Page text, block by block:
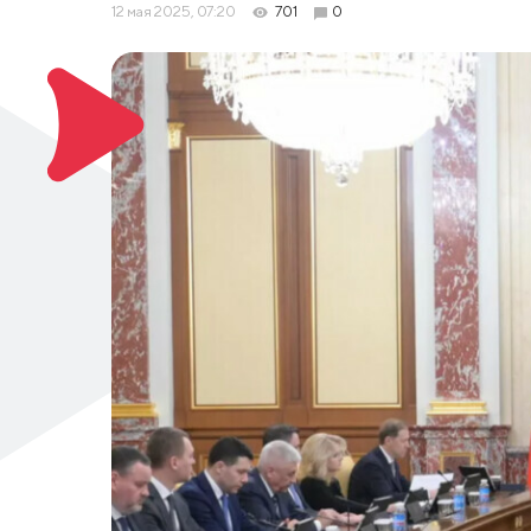
12 мая 2025, 07:20 701 0